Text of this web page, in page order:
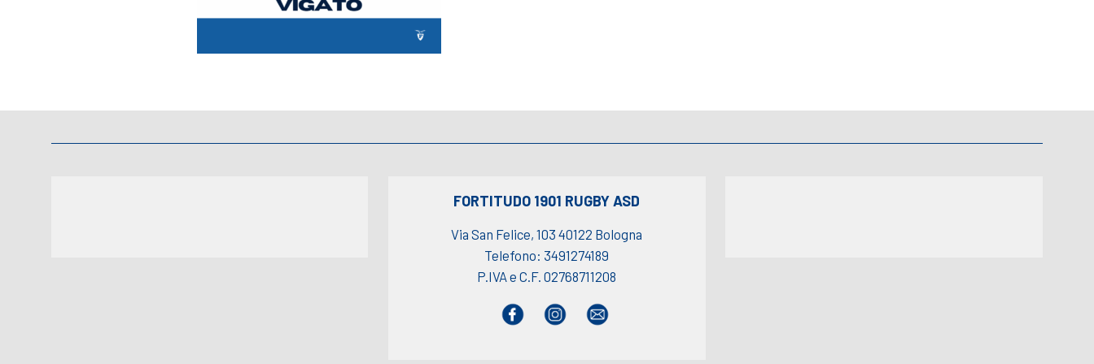
FORTITUDO 1901 RUGBY ASD
Via San Felice, 103 40122 Bologna
Telefono: 3491274189
P.IVA e C.F. 02768711208